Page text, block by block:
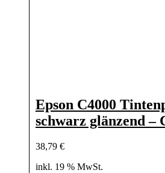
Epson C4000
schwarz glänzend –
38,79 €
inkl. 19 % MwSt.